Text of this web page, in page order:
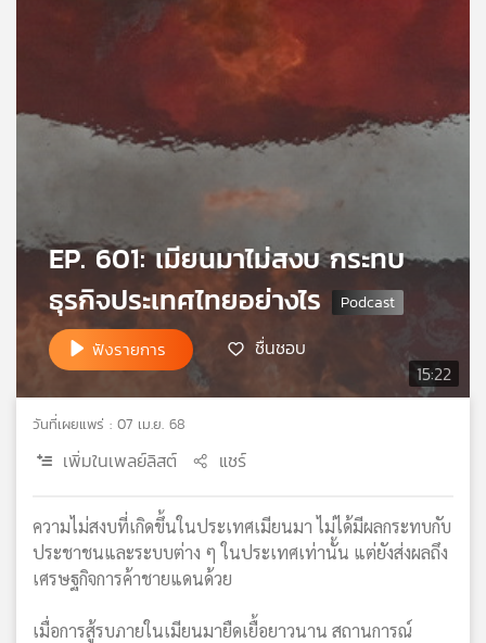
ไทย
พี
เอส
วิทยุ
เครือ
ข่าย
15:22
EP. 601: เมียนมาไม่สงบ กระทบ
ธุรกิจประเทศไทยอย่างไร
ฟังรายการ ชื่นชอบ
วันที่เผยแพร่ : 07 เม.ย. 68
เพิ่มในเพลย์ลิสต์ แชร์
ความไม่สงบที่เกิดขึ้นในประเทศเมียนมา ไม่ได้มีผลกระทบกับ
ประชาชนและระบบต่าง ๆ ในประเทศเท่านั้น แต่ยังส่งผลถึง
เศรษฐกิจการค้าชายแดนด้วย
เมื่อการสู้รบภายในเมียนมายืดเยื้อยาวนาน สถานการณ์